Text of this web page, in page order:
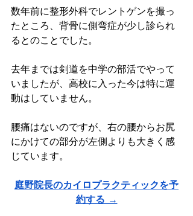
数年前に整形外科でレントゲンを撮っ
たところ、背骨に側弯症が少し診られ
るとのことでした。
去年までは剣道を中学の部活でやって
いましたが、高校に入った今は特に運
動はしていません。
腰痛はないのですが、右の腰からお尻
にかけての部分が左側よりも大きく感
じています。
庭野院長のカイロプラクティックを予
約する →